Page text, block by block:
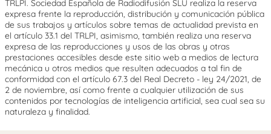
TRLPI. Sociedad Española de Radiodifusión SLU realiza la reserva
expresa frente la reproducción, distribución y comunicación pública
de sus trabajos y artículos sobre temas de actualidad prevista en
el artículo 33.1 del TRLPI, asimismo, también realiza una reserva
expresa de las reproducciones y usos de las obras y otras
prestaciones accesibles desde este sitio web a medios de lectura
mecánica u otros medios que resulten adecuados a tal fin de
conformidad con el artículo 67.3 del Real Decreto - ley 24/2021, de
2 de noviembre, así como frente a cualquier utilización de sus
contenidos por tecnologías de inteligencia artificial, sea cual sea su
naturaleza y finalidad.